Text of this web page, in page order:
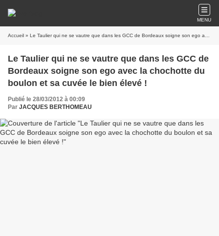
MENU
Accueil » Le Taulier qui ne se vautre que dans les GCC de Bordeaux soigne son ego avec la chochotte du boulon et sa cuvée le bien élevé !
Le Taulier qui ne se vautre que dans les GCC de
Bordeaux soigne son ego avec la chochotte du
boulon et sa cuvée le bien élevé !
Publié le 28/03/2012 à 00:09
Par JACQUES BERTHOMEAU